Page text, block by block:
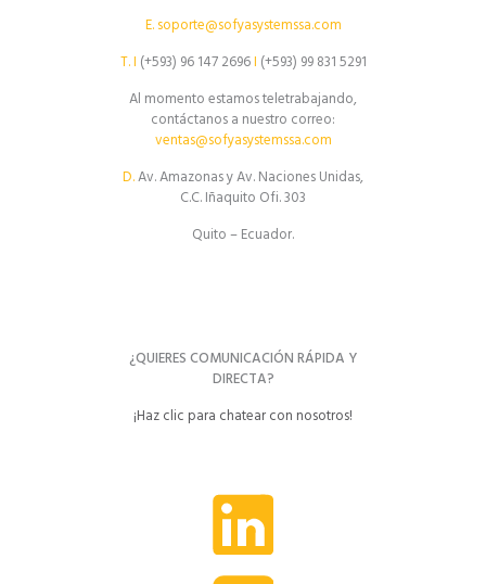
E.soporte@sofyasystemssa.com
T.I (+593) 96 147 2696I (+593) 99 831 5291
Al momento estamos teletrabajando,
contáctanos a nuestro correo:
ventas@sofyasystemssa.com
D.Av. Amazonas y Av. Naciones Unidas,
C.C. Iñaquito Ofi. 303
Quito – Ecuador.
¿QUIERES COMUNICACIÓN RÁPIDA Y
DIRECTA?
¡Haz clic para chatear con nosotros!